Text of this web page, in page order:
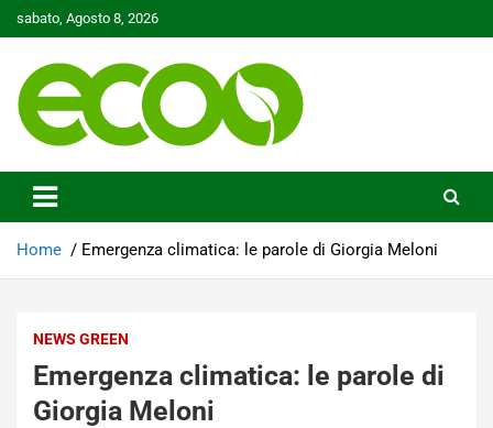
to
sabato, Agosto 8, 2026
Ecoo.it
Home Emergenza climatica: le parole di Giorgia Meloni
NEWS GREEN
Emergenza climatica: le parole di
Giorgia Meloni